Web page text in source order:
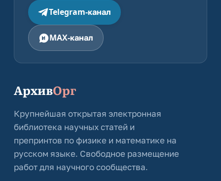
Telegram-канал
MAX-канал
АрхивОрг
Крупнейшая открытая электронная
библиотека научных статей и
препринтов по физике и математике на
русском языке. Свободное размещение
работ для научного сообщества.